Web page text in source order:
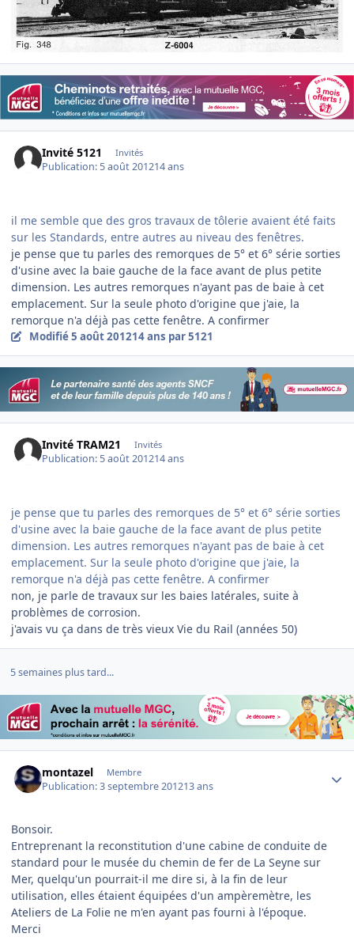
Invité 5121 Invités
Publication: 5 août 201214 ans
il me semble que des gros travaux de tôlerie avaient été faits
sur les Standards, entre autres au niveau des fenêtres.
je pense que tu parles des remorques de 5° et 6° série sorties
d'usine avec la baie gauche de la face avant de plus petite
dimension. Les autres remorques n'ayant pas de baie à cet
emplacement. Sur la seule photo d'origine que j'aie, la
remorque n'a déjà pas cette fenêtre. A confirmer
Modifié5 août 201214 ans par 5121
Invité TRAM21 Invités
Publication: 5 août 201214 ans
je pense que tu parles des remorques de 5° et 6° série sorties
d'usine avec la baie gauche de la face avant de plus petite
dimension. Les autres remorques n'ayant pas de baie à cet
emplacement. Sur la seule photo d'origine que j'aie, la
remorque n'a déjà pas cette fenêtre. A confirmer
non, je parle de travaux sur les baies latérales, suite à
problèmes de corrosion.
j'avais vu ça dans de très vieux Vie du Rail (années 50)
5 semaines plus tard...
montazel Membre
Publication:3 septembre 201213 ans
Bonsoir.
Entreprenant la reconstitution d'une cabine de conduite de
standard pour le musée du chemin de fer de La Seyne sur
Mer, quelqu'un pourrait-il me dire si, à la fin de leur
utilisation, elles étaient équipées d'un ampèremètre, les
Ateliers de La Folie ne m'en ayant pas fourni à l'époque.
Merci